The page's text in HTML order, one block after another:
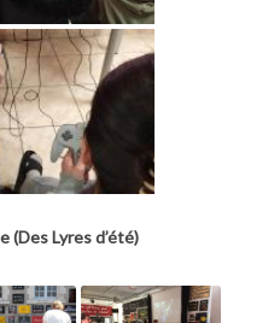
(Des Lyres d’été)